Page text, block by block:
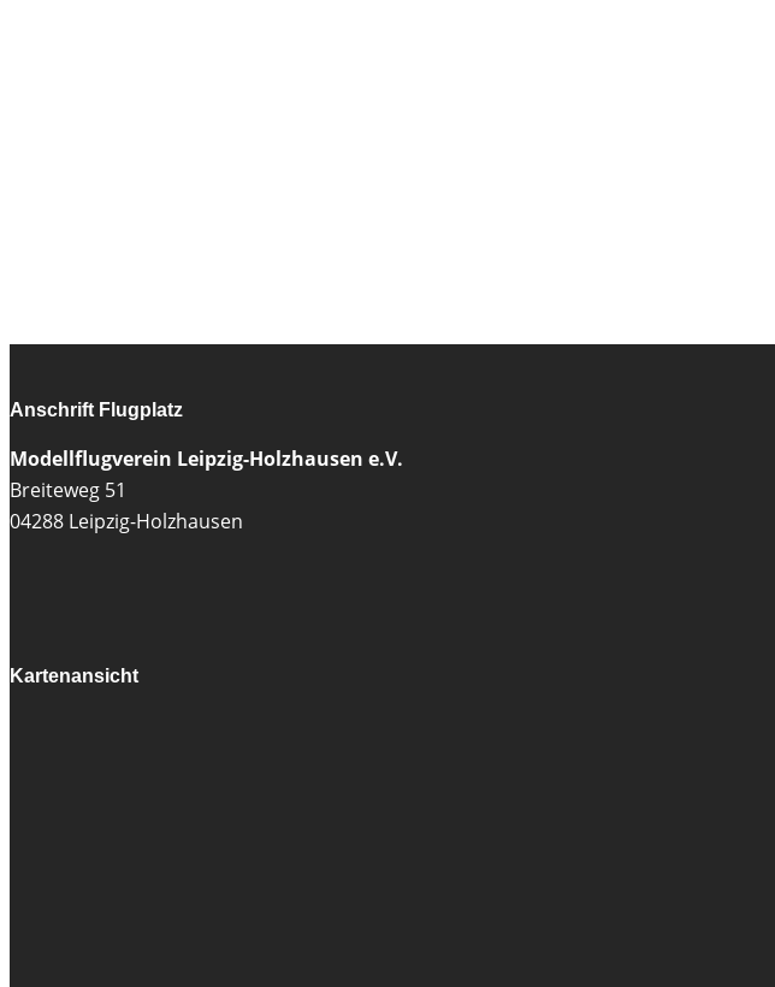
Anschrift Flugplatz
Modellflugverein Leipzig-Holzhausen e.V.
Breiteweg 51
04288 Leipzig-Holzhausen
Kartenansicht